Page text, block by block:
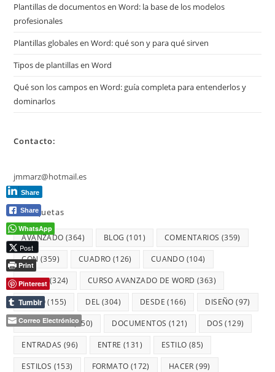
Plantillas de documentos en Word: la base de los modelos
profesionales
Plantillas globales en Word: qué son y para qué sirven
Tipos de plantillas en Word
Qué son los campos en Word: guía completa para entenderlos y
dominarlos
Contacto:
jmmarz@hotmail.es
Etiquetas
AVANZADO (364) BLOG (101) COMENTARIOS (359)
CON (359) CUADRO (126) CUANDO (104)
CURSO(324) CURSO AVANZADO DE WORD (363)
CÓMO(155) DEL (304) DESDE (166) DISEÑO (97)
DOCUMENTO(150) DOCUMENTOS (121) DOS (129)
ENTRADAS (96) ENTRE (131) ESTILO (85)
ESTILOS (153) FORMATO (172) HACER (99)
Share
Share
WhatsApp
Post
Print
Pinterest
Tumblr
Correo Electrónico